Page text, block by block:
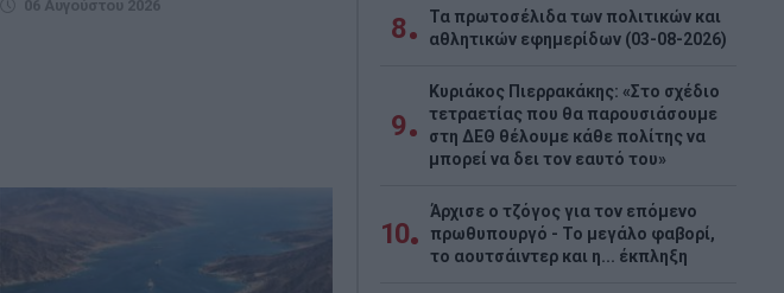
06 Αυγούστου 2026
8
Τα πρωτοσέλιδα των πολιτικών και
αθλητικών εφημερίδων (03-08-2026)
9
Κυριάκος Πιερρακάκης: «Στο σχέδιο
τετραετίας που θα παρουσιάσουμε
στη ΔΕΘ θέλουμε κάθε πολίτης να
μπορεί να δει τον εαυτό του»
10
Άρχισε ο τζόγος για τον επόμενο
πρωθυπουργό - Το μεγάλο φαβορί,
το αουτσάιντερ και η... έκπληξη